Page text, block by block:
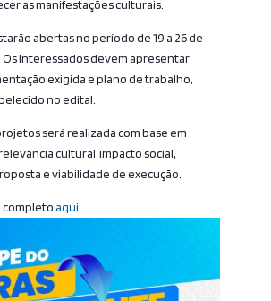
as manifestações culturais.
abertas no período de 19 a 26 de
Os interessados devem apresentar
exigida e plano de trabalho,
no edital.
será realizada com base em
cultural, impacto social,
e viabilidade de execução.
completoaqui.